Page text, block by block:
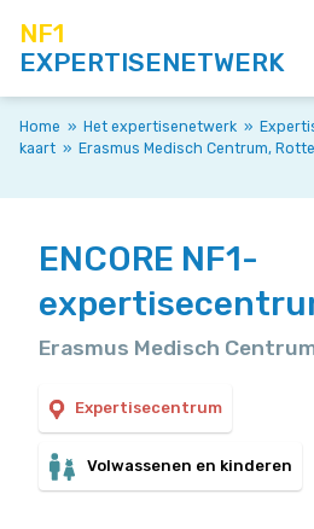
NF1
EXPERTISENETWERK
Home » Het expertisenetwerk »
kaart » Erasmus Medisch Centrum,
ENCORE NF1-
Erasmus Medisch
Expertisecentrum
Volwassenen en kinderen